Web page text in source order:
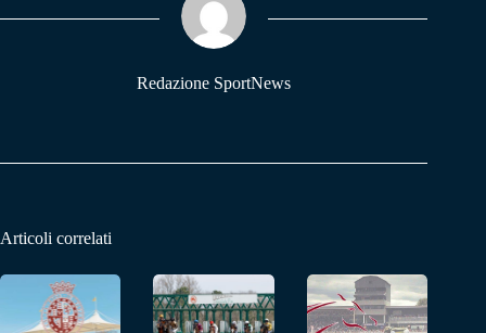
pp m
Redazione SportNews
Articoli correlati